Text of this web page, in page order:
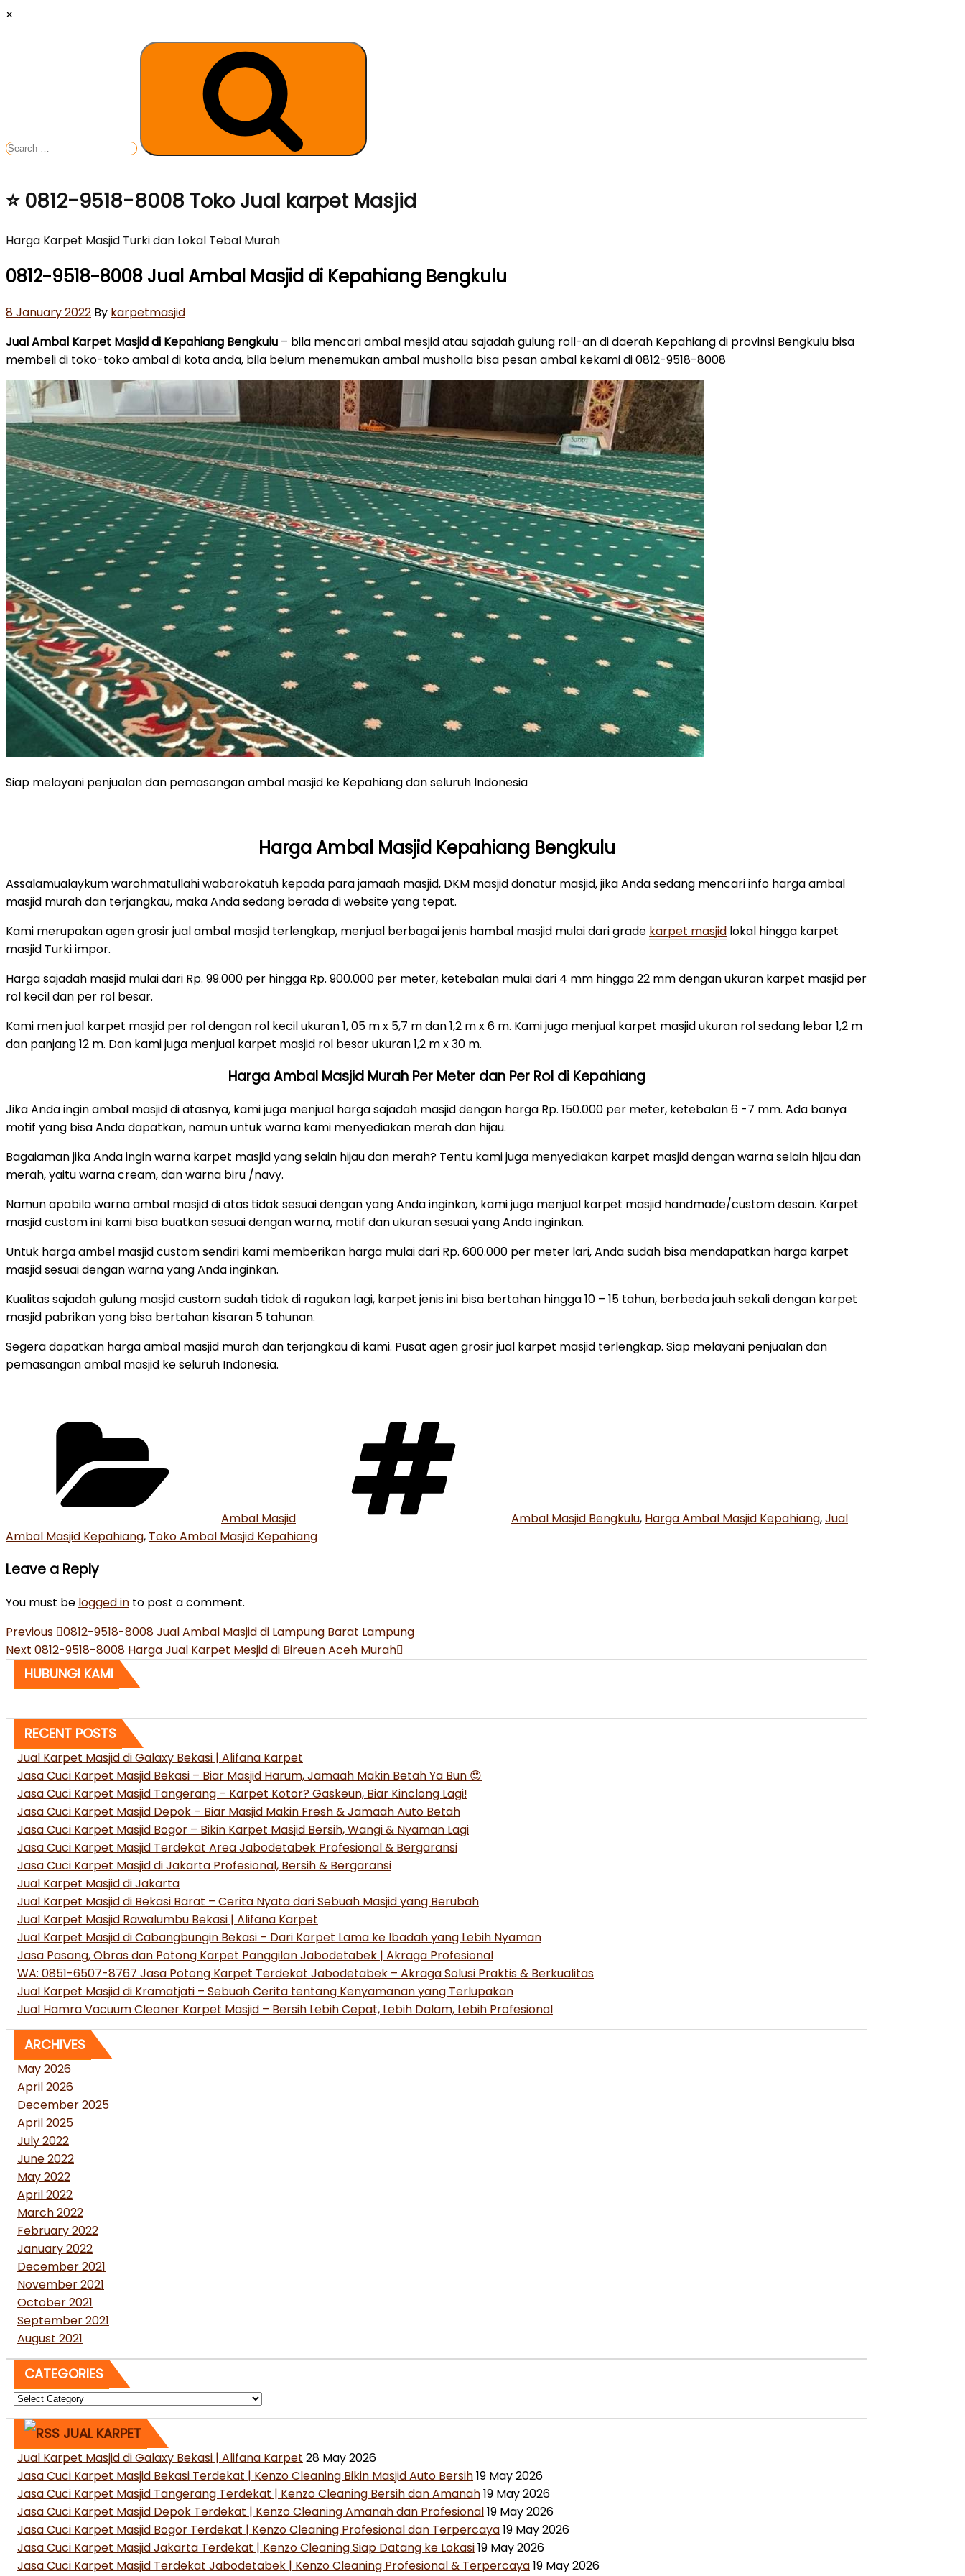
×
Search
Skip
to
⭐ 0812-9518-8008 Toko Jual karpet Masjid
Harga Karpet Masjid Turki dan Lokal Tebal Murah
0812-9518-8008 Jual Ambal Masjid di Kepahiang Bengkulu
Posted
8 January 2022 By karpetmasjid
Jual Ambal Karpet Masjid di Kepahiang Bengkulu – bila mencari ambal mesjid atau sajadah gulung roll-an di daerah Kepahiang di provinsi Bengkulu bisa
membeli di toko-toko ambal di kota anda, bila belum menemukan ambal musholla bisa pesan ambal kekami di 0812-9518-8008
Siap melayani penjualan dan pemasangan ambal masjid ke Kepahiang dan seluruh Indonesia
Harga Ambal Masjid Kepahiang Bengkulu
Assalamualaykum warohmatullahi wabarokatuh kepada para jamaah masjid, DKM masjid donatur masjid, jika Anda sedang mencari info harga ambal
masjid murah dan terjangkau, maka Anda sedang berada di website yang tepat.
Kami merupakan agen grosir jual ambal masjid terlengkap, menjual berbagai jenis hambal masjid mulai dari grade karpet masjid lokal hingga karpet
masjid Turki impor.
Harga sajadah masjid mulai dari Rp. 99.000 per hingga Rp. 900.000 per meter, ketebalan mulai dari 4 mm hingga 22 mm dengan ukuran karpet masjid per
rol kecil dan per rol besar.
Kami men jual karpet masjid per rol dengan rol kecil ukuran 1, 05 m x 5,7 m dan 1,2 m x 6 m. Kami juga menjual karpet masjid ukuran rol sedang lebar 1,2 m
dan panjang 12 m. Dan kami juga menjual karpet masjid rol besar ukuran 1,2 m x 30 m.
Harga Ambal Masjid Murah Per Meter dan Per Rol di Kepahiang
Jika Anda ingin ambal masjid di atasnya, kami juga menjual harga sajadah masjid dengan harga Rp. 150.000 per meter, ketebalan 6 -7 mm. Ada banya
motif yang bisa Anda dapatkan, namun untuk warna kami menyediakan merah dan hijau.
Bagaiaman jika Anda ingin warna karpet masjid yang selain hijau dan merah? Tentu kami juga menyediakan karpet masjid dengan warna selain hijau dan
merah, yaitu warna cream, dan warna biru /navy.
Namun apabila warna ambal masjid di atas tidak sesuai dengan yang Anda inginkan, kami juga menjual karpet masjid handmade/custom desain. Karpet
masjid custom ini kami bisa buatkan sesuai dengan warna, motif dan ukuran sesuai yang Anda inginkan.
Untuk harga ambel masjid custom sendiri kami memberikan harga mulai dari Rp. 600.000 per meter lari, Anda sudah bisa mendapatkan harga karpet
masjid sesuai dengan warna yang Anda inginkan.
Kualitas sajadah gulung masjid custom sudah tidak di ragukan lagi, karpet jenis ini bisa bertahan hingga 10 – 15 tahun, berbeda jauh sekali dengan karpet
masjid pabrikan yang bisa bertahan kisaran 5 tahunan.
Segera dapatkan harga ambal masjid murah dan terjangkau di kami. Pusat agen grosir jual karpet masjid terlengkap. Siap melayani penjualan dan
pemasangan ambal masjid ke seluruh Indonesia.
Ambal Masjid Ambal Masjid Bengkulu, Harga Ambal Masjid Kepahiang,Jual
Ambal Masjid Kepahiang, Toko Ambal Masjid Kepahiang
Leave a Reply
You must be logged in to post a comment.
Post
navigation
Previous
Post
Previous
0812-9518-8008 Jual Ambal Masjid di Lampung Barat Lampung
Next
Post
Next 0812-9518-8008 Harga Jual Karpet Mesjid di Bireuen Aceh Murah
HUBUNGI KAMI
RECENT POSTS
Jual Karpet Masjid di Galaxy Bekasi | Alifana Karpet
Jasa Cuci Karpet Masjid Bekasi – Biar Masjid Harum, Jamaah Makin Betah Ya Bun 😍
Jasa Cuci Karpet Masjid Tangerang – Karpet Kotor? Gaskeun, Biar Kinclong Lagi!
Jasa Cuci Karpet Masjid Depok – Biar Masjid Makin Fresh & Jamaah Auto Betah
Jasa Cuci Karpet Masjid Bogor – Bikin Karpet Masjid Bersih, Wangi & Nyaman Lagi
Jasa Cuci Karpet Masjid Terdekat Area Jabodetabek Profesional & Bergaransi
Jasa Cuci Karpet Masjid di Jakarta Profesional, Bersih & Bergaransi
Jual Karpet Masjid di Jakarta
Jual Karpet Masjid di Bekasi Barat – Cerita Nyata dari Sebuah Masjid yang Berubah
Jual Karpet Masjid Rawalumbu Bekasi | Alifana Karpet
Jual Karpet Masjid di Cabangbungin Bekasi – Dari Karpet Lama ke Ibadah yang Lebih Nyaman
Jasa Pasang, Obras dan Potong Karpet Panggilan Jabodetabek | Akraga Profesional
WA: 0851-6507-8767 Jasa Potong Karpet Terdekat Jabodetabek – Akraga Solusi Praktis & Berkualitas
Jual Karpet Masjid di Kramatjati – Sebuah Cerita tentang Kenyamanan yang Terlupakan
Jual Hamra Vacuum Cleaner Karpet Masjid – Bersih Lebih Cepat, Lebih Dalam, Lebih Profesional
ARCHIVES
May 2026
April 2026
December 2025
April 2025
July 2022
June 2022
May 2022
April 2022
March 2022
February 2022
January 2022
December 2021
November 2021
October 2021
September 2021
August 2021
CATEGORIES
Categories
JUAL KARPET
Jual Karpet Masjid di Galaxy Bekasi | Alifana Karpet 28 May 2026
Jasa Cuci Karpet Masjid Bekasi Terdekat | Kenzo Cleaning Bikin Masjid Auto Bersih19 May 2026
Jasa Cuci Karpet Masjid Tangerang Terdekat | Kenzo Cleaning Bersih dan Amanah19 May 2026
Jasa Cuci Karpet Masjid Depok Terdekat | Kenzo Cleaning Amanah dan Profesional19 May 2026
Jasa Cuci Karpet Masjid Bogor Terdekat | Kenzo Cleaning Profesional dan Terpercaya19 May 2026
Jasa Cuci Karpet Masjid Jakarta Terdekat | Kenzo Cleaning Siap Datang ke Lokasi19 May 2026
Jasa Cuci Karpet Masjid Terdekat Jabodetabek | Kenzo Cleaning Profesional & Terpercaya19 May 2026